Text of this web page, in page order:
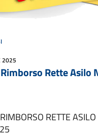
2025
Rette Asilo
RETTE